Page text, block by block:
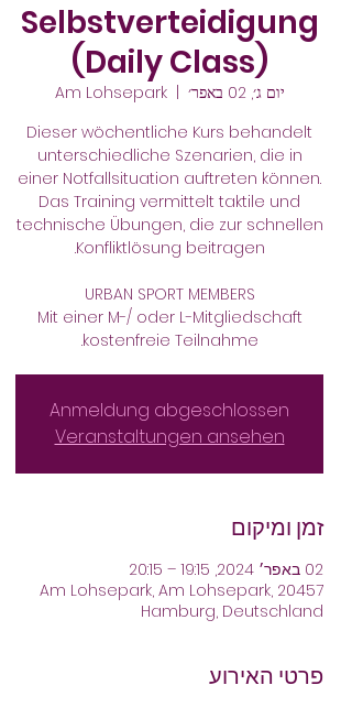
Selbstverteidigung
(Daily Class)
יום ג׳, 02 באפר׳
  |
Am Lohsepark
Dieser wöchentliche Kurs behandelt
unterschiedliche Szenarien, die in
einer Notfallsituation auftreten können.
Das Training vermittelt taktile und
technische Übungen, die zur schnellen
Mit einer M-/ oder L-Mitgliedschaft
kostenfreie Teilnahme.
Anmeldung abgeschlossen
Veranstaltungen ansehen
זמן ומיקום
02 באפר׳ 2024, 19:15 – 20:15
Am Lohsepark, Am Lohsepark, 20457
Hamburg, Deutschland
פרטי האירוע